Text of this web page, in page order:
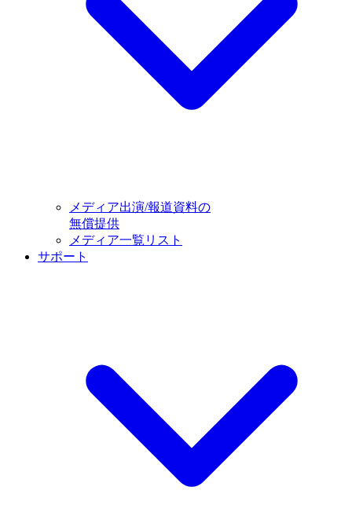
メディア出演/報道資料の
無償提供
メディア一覧リスト
サポート